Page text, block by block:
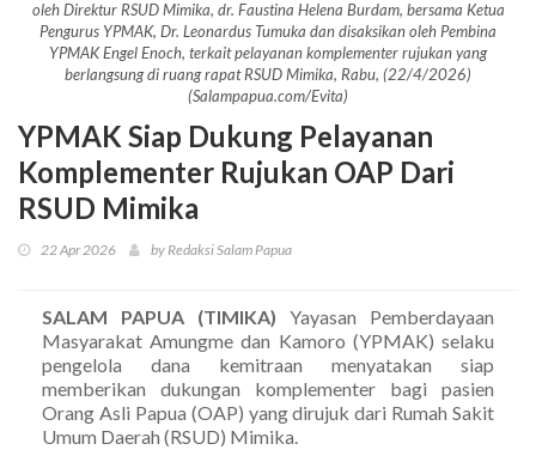
oleh Direktur RSUD Mimika, dr. Faustina Helena Burdam, bersama Ketua
Pengurus YPMAK, Dr. Leonardus Tumuka dan disaksikan oleh Pembina
YPMAK Engel Enoch, terkait pelayanan komplementer rujukan yang
berlangsung di ruang rapat RSUD Mimika, Rabu, (22/4/2026)
(Salampapua.com/Evita)
YPMAK Siap Dukung Pelayanan
Komplementer Rujukan OAP Dari
RSUD Mimika
22 Apr 2026 by Redaksi Salam Papua
SALAM PAPUA (TIMIKA) Yayasan Pemberdayaan
Masyarakat Amungme dan Kamoro (YPMAK) selaku
pengelola dana kemitraan menyatakan siap
memberikan dukungan komplementer bagi pasien
Orang Asli Papua (OAP) yang dirujuk dari Rumah Sakit
Umum Daerah (RSUD) Mimika.